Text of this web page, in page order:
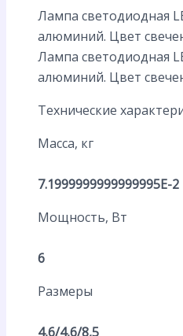
Лампа светодиодная
алюминий. Цвет
Лампа светодиодная
алюминий. Цвет
Технические
Масса, кг
7.1999999999999995E-2
Мощность, Вт
6
Размеры
4,6/4,6/8,5